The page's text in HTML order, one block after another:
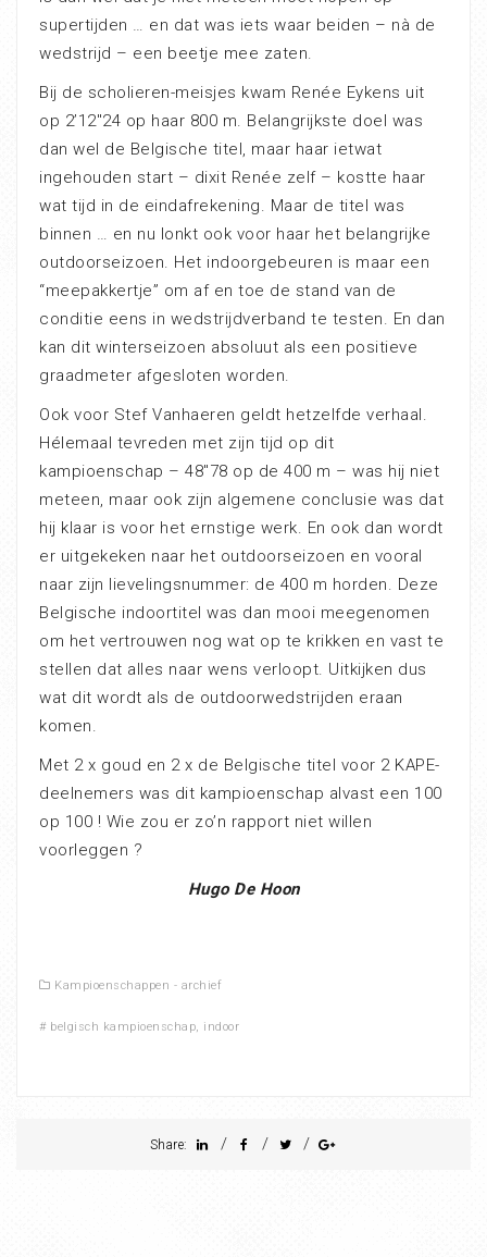
supertijden … en dat was iets waar beiden – nà de
wedstrijd – een beetje mee zaten.
Bij de scholieren-meisjes kwam Renée Eykens uit
op 2’12″24 op haar 800 m. Belangrijkste doel was
dan wel de Belgische titel, maar haar ietwat
ingehouden start – dixit Renée zelf – kostte haar
wat tijd in de eindafrekening. Maar de titel was
binnen … en nu lonkt ook voor haar het belangrijke
outdoorseizoen. Het indoorgebeuren is maar een
“meepakkertje” om af en toe de stand van de
conditie eens in wedstrijdverband te testen. En dan
kan dit winterseizoen absoluut als een positieve
graadmeter afgesloten worden.
Ook voor Stef Vanhaeren geldt hetzelfde verhaal.
Hélemaal tevreden met zijn tijd op dit
kampioenschap – 48″78 op de 400 m – was hij niet
meteen, maar ook zijn algemene conclusie was dat
hij klaar is voor het ernstige werk. En ook dan wordt
er uitgekeken naar het outdoorseizoen en vooral
naar zijn lievelingsnummer: de 400 m horden. Deze
Belgische indoortitel was dan mooi meegenomen
om het vertrouwen nog wat op te krikken en vast te
stellen dat alles naar wens verloopt. Uitkijken dus
wat dit wordt als de outdoorwedstrijden eraan
komen.
Met 2 x goud en 2 x de Belgische titel voor 2 KAPE-
deelnemers was dit kampioenschap alvast een 100
op 100 ! Wie zou er zo’n rapport niet willen
voorleggen ?
Hugo De Hoon
Kampioenschappen - archief
# belgisch kampioenschap, indoor
Share: / / /